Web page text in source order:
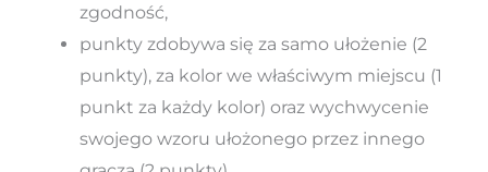
zgodność,
punkty zdobywa się za samo ułożenie (2
punkty), za kolor we właściwym miejscu (1
punkt za każdy kolor) oraz wychwycenie
swojego wzoru ułożonego przez innego